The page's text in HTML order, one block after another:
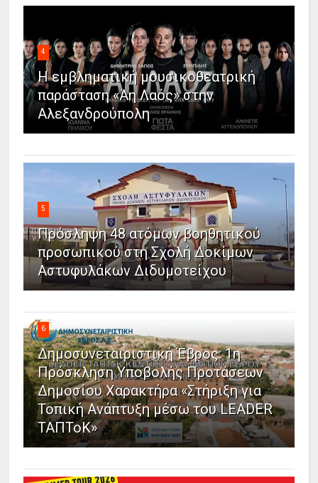
4
Η εμβληματική μουσικοθεατρική
παράσταση «Άη Λαός» στην
Αλεξανδρούπολη
5
Πρόσληψη 48 ατόμων βοηθητικού
προσωπικού στη Σχολή Δοκίμων
Αστυφυλάκων Διδυμοτείχου
6
Δημοσυνεταιριστική Έβρος: 1η
Πρόσκληση Υποβολής Προτάσεων
Δημοσίου Χαρακτήρα «Στήριξη για
Τοπική Ανάπτυξη μέσω του LEADER
ΤΑΠΤοΚ»